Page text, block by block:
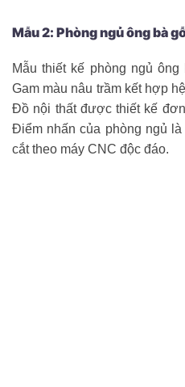
Mẫu 2: Phòng ngủ ông bà
Mẫu thiết kế phòng ngủ
Gam màu nâu trầm kết hợp
Đồ nội thất được thiết kế
Điểm nhấn của phòng ngủ
cắt theo máy CNC độc đáo.